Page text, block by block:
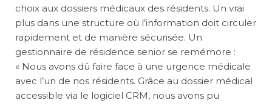
choix aux dossiers médicaux des résidents. Un vrai
plus dans une structure où l’information doit circuler
rapidement et de manière sécurisée. Un
gestionnaire de résidence senior se remémore :
« Nous avons dû faire face à une urgence médicale
avec l’un de nos résidents. Grâce au dossier médical
accessible via le logiciel CRM, nous avons pu